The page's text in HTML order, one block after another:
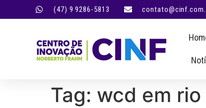
(47) 9 9286-5813
Tag: wcd em rio